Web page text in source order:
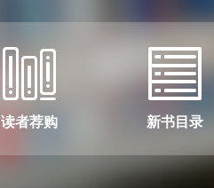
读者荐购 新书目录